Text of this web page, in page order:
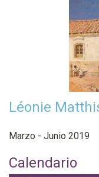
Léonie
Marzo - Junio 2019
Calendario